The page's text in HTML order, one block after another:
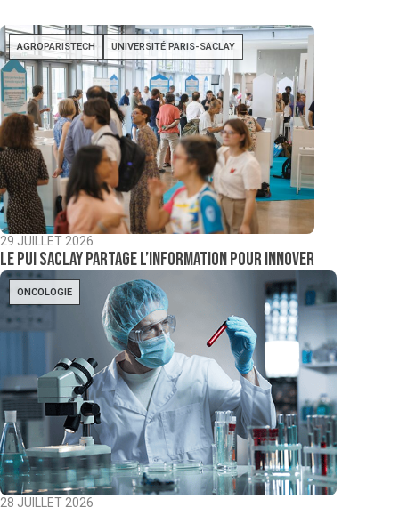
AGROPARISTECH UNIVERSITÉ PARIS-SACLAY
29 JUILLET 2026
Le PUI Saclay partage l’information pour innover
ONCOLOGIE
28 JUILLET 2026